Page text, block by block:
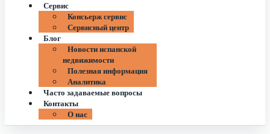
Сервис
Консьерж сервис
Сервисный центр
Блог
Новости испанской
недвижимости
Полезная информация
Аналитика
Часто задаваемые вопросы
Контакты
О нас